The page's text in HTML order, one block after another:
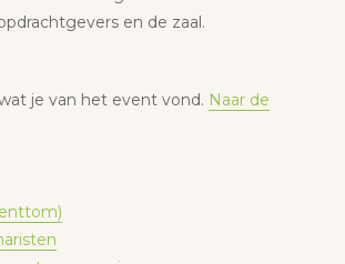
en de zaal.
je van het event vond. Naar de